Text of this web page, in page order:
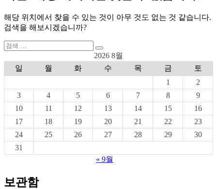
해당 위치에서 찾을 수 있는 것이 아무 것도 없는 것 같습니다.
검색을 해보시겠습니까?
검
검
색
2026 8월
일
월 화 수 목 금
토
1
2
3
4 5 6 7 8
9
10
11 12 13 14 15
16
17
18 19 20 21 22
23
24
25 26 27 28 29
30
31
« 9월
보관함